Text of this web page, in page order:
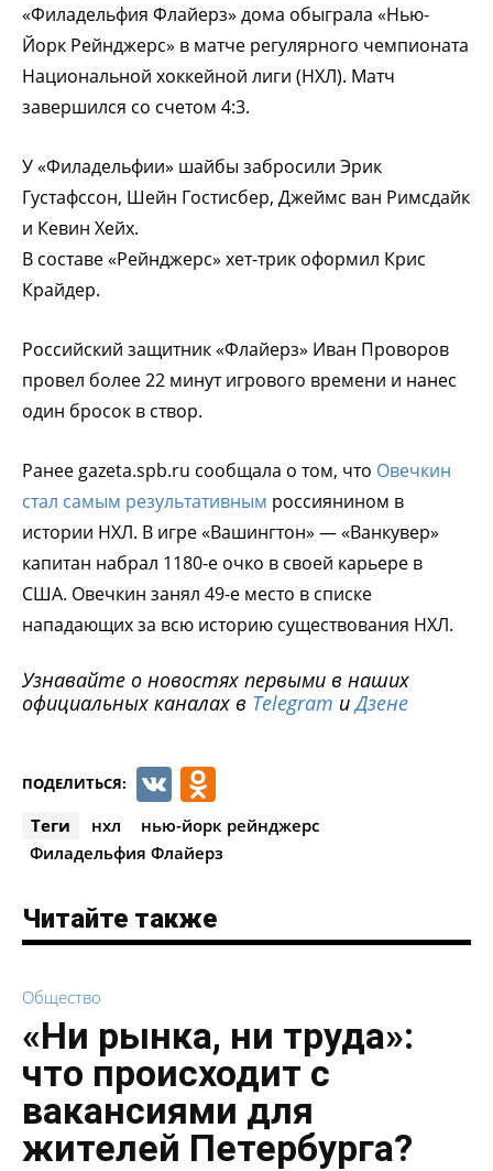
«Филадельфия Флайерз» дома обыграла «Нью-
Йорк Рейнджерс» в матче регулярного чемпионата
Национальной хоккейной лиги (НХЛ). Матч
завершился со счетом 4:3.
У «Филадельфии» шайбы забросили Эрик
Густафссон, Шейн Гостисбер, Джеймс ван Римсдайк
и Кевин Хейх.
В составе «Рейнджерс» хет-трик оформил Крис
Крайдер.
Российский защитник «Флайерз» Иван Проворов
провел более 22 минут игрового времени и нанес
один бросок в створ.
Ранее gazeta.spb.ru сообщала о том, что Овечкин
стал самым результативным россиянином в
истории НХЛ. В игре «Вашингтон» — «Ванкувер»
капитан набрал 1180-е очко в своей карьере в
США. Овечкин занял 49-е место в списке
нападающих за всю историю существования НХЛ.
Узнавайте о новостях первыми в наших
официальных каналах в Telegram иДзене
ПОДЕЛИТЬСЯ: VK
Теги нхл
нью-йорк рейнджерс
Филадельфия Флайерз
Читайте также
Общество
«Ни рынка, ни труда»:
что происходит с
вакансиями для
жителей Петербурга?